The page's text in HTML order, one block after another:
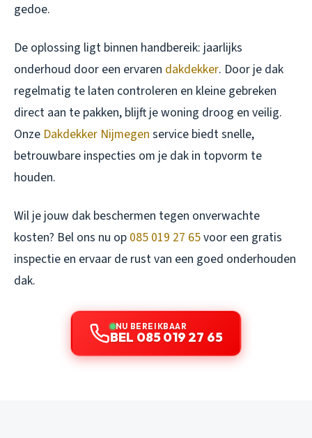
gedoe.
De oplossing ligt binnen handbereik: jaarlijks
onderhoud door een ervaren dakdekker. Door je dak
regelmatig te laten controleren en kleine gebreken
direct aan te pakken, blijft je woning droog en veilig.
Onze Dakdekker Nijmegen service biedt snelle,
betrouwbare inspecties om je dak in topvorm te
houden.
Wil je jouw dak beschermen tegen onverwachte
kosten? Bel ons nu op 085 019 27 65voor een gratis
inspectie en ervaar de rust van een goed onderhouden
dak.
NU BEREIKBAAR
BEL 085 019 27 65